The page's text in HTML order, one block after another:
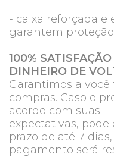
- caixa reforçada
garantem
100%
DINHEIRO DE
Garantimos a
compras. Caso o
acordo com suas
expectativas,
prazo de até 7
pagamento será